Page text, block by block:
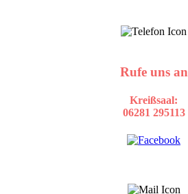
Rufe uns an
Kreißsaal:
06281 295113